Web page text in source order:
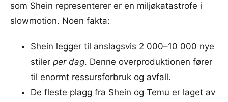
som Shein representerer er en miljøkatastrofe i
slowmotion. Noen fakta:
Shein legger til anslagsvis 2 000–10 000 nye
stiler per dag. Denne overproduktionen fører
til enormt ressursforbruk og avfall.
De fleste plagg fra Shein og Temu er laget av